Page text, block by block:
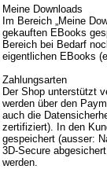
Meine Downloads
Im Bereich „Meine
gekauften EBooks
Bereich bei Bedarf
eigentlichen EBooks
Zahlungsarten
Der Shop unterstützt
werden über den
auch die
zertifiziert). In den
gespeichert (ausser:
3D-Secure
werden.